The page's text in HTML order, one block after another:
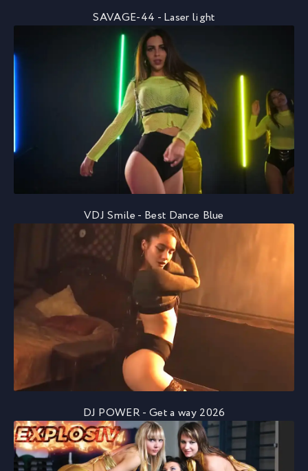
SAVAGE-44 - Laser light
VDJ Smile - Best Dance Blue
DJ POWER - Get a way 2026